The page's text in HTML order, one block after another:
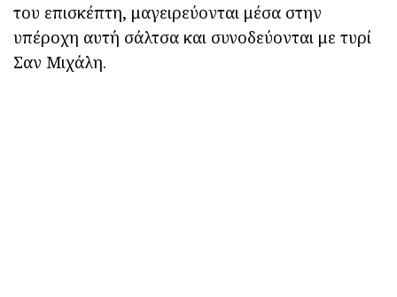
του επισκέπτη, μαγειρεύονται μέσα στην
υπέροχη αυτή σάλτσα και συνοδεύονται με τυρί
Σαν Μιχάλη.